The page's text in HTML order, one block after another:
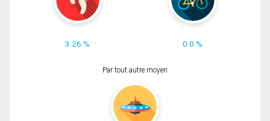
3.26 % 0.0 %
Par tout autre moyen